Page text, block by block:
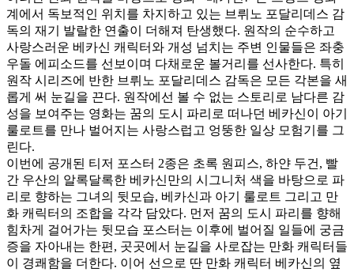
계에서 독보적인 위치를 차지하고 있는 브뤼노 포달리데스 감
독의 재기 발랄한 연출이 더해져 탄생했다. 원작의 순수하고
사랑스러운 베카신 캐릭터와 개성 넘치는 주변 인물들은 좌충
우돌 에피소드를 선보이며 다채로운 볼거리를 선사한다. 특히
원작 시리즈에 반한 브뤼노 포달리데스 감독은 모든 각본을 새
롭게 써 눈길을 끈다. 원작에선 볼 수 없는 스토리로 남다른 감
성을 보여주는 영화는 꿈의 도시 파리로 떠나던 베카신이 아기
룰로트를 만나 벌어지는 사랑스럽고 엉뚱한 일상 모험기를 그
린다.
이번에 공개된 티저 포스터 2종은 초록 원피스, 하얀 두건, 빨
간 우산의 알록달록한 베카신만의 시그니처 색을 바탕으로 파
리로 향하는 그녀의 뒷모습, 베카신과 아기 룰로트 그리고 만
화 캐릭터의 조합을 각각 담았다. 먼저 꿈의 도시 파리를 향해
힘차게 걸어가는 뒷모습 포스터는 이후에 벌어질 일들에 궁금
증을 자아내는 한편, 곳곳에서 눈길을 사로잡는 만화 캐릭터들
이 경쾌함을 더한다. 이어 선으로 딴 만화 캐릭터 베카신의 옆